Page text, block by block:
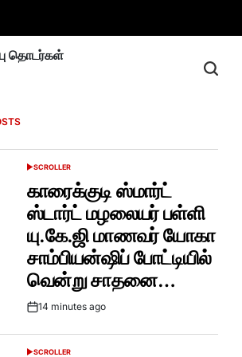
தொடர்கள்
POSTED
SCROLLER
காரைக்குடி ஸ்மார்ட்
ஸ்டார்ட் மழலையர் பள்ளி
யு.கே.ஜி மாணவர் யோகா
சாம்பியன்ஷிப் போட்டியில்
வென்று சாதனை…
Post14 minutes ago
SCROLLER